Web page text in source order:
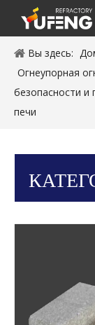
Вы здесь:
Огнеупорная
безопасности и
печи